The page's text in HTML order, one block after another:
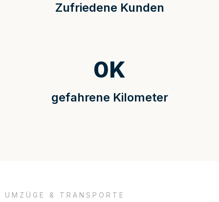
Zufriedene Kunden
gefahrene Kilometer
0K
UMZÜGE & TRANSPORTE